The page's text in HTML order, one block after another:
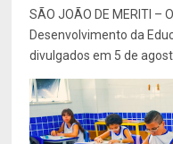
SÃO JOÃO DE MERITI –
Desenvolvimento da
divulgados em 5 de